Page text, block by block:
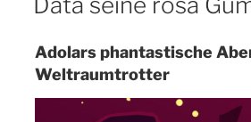
Adolars phantastische
Weltraumtrotter